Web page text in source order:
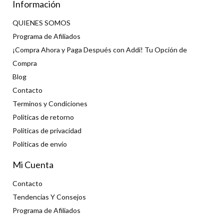
Información
QUIENES SOMOS
Programa de Afiliados
¡Compra Ahora y Paga Después con Addi! Tu Opción de
Compra
Blog
Contacto
Terminos y Condiciones
Politicas de retorno
Politicas de privacidad
Políticas de envío
Mi Cuenta
Contacto
Tendencias Y Consejos
Programa de Afiliados